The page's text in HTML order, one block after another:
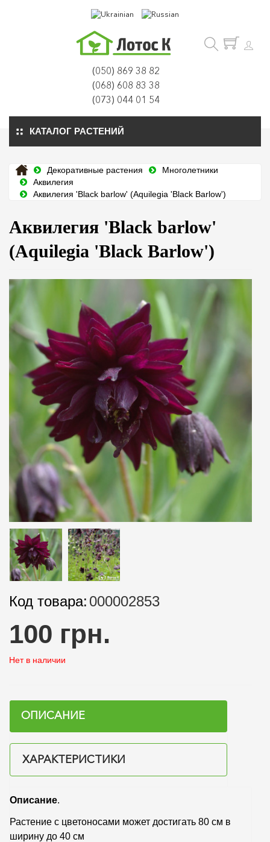
(050) 869 38 82
(068) 608 83 38
(073) 044 01 54
КАТАЛОГ РАСТЕНИЙ
Декоративные растения
Многолетники
Аквилегия
Аквилегия 'Black barlow' (Aquilegia 'Black Barlow')
Аквилегия 'Black barlow'
(Aquilegia 'Black Barlow')
Код товара: 000002853
100 грн.
Нет в наличии
ОПИСАНИЕ
ХАРАКТЕРИСТИКИ
Описание.
Растение с цветоносами может достигать 80 см в
ширину до 40 см